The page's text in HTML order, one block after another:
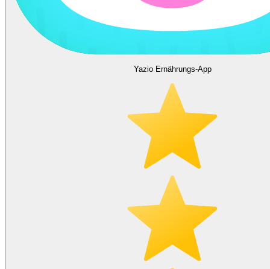
Yazio Ernährungs-App